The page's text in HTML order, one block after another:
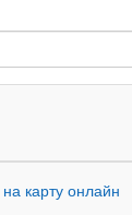
карту онлайн